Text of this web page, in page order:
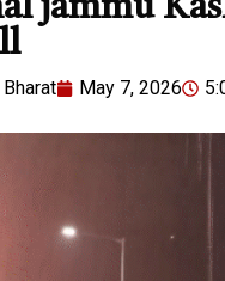
jammu
May 7, 2026